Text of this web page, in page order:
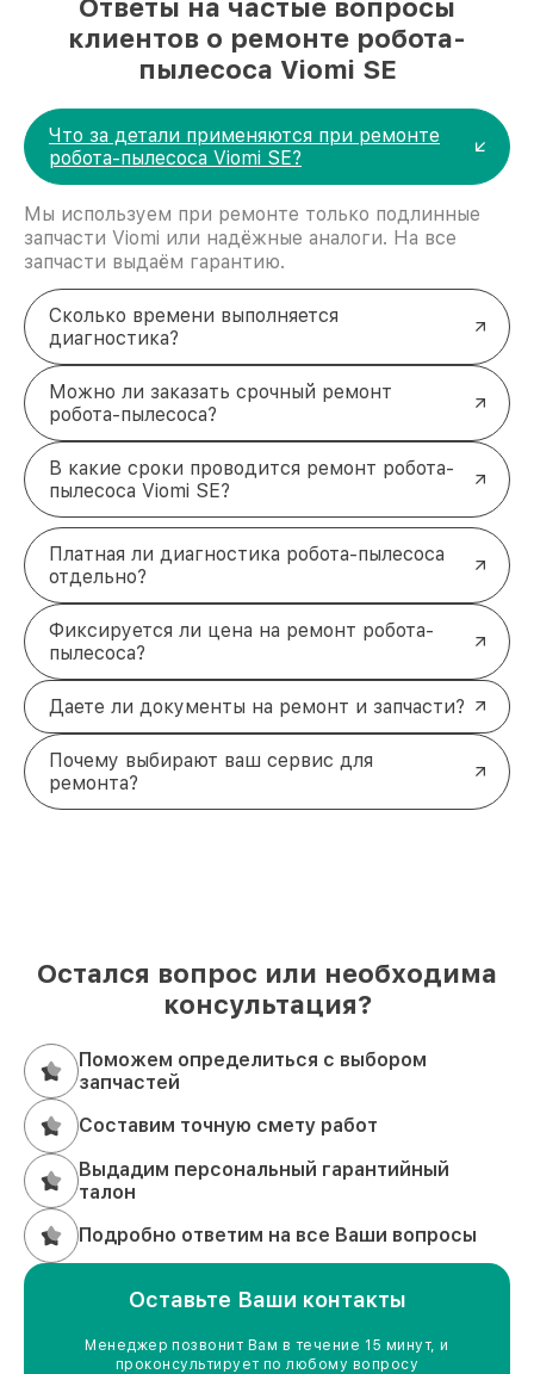
Ответы на частые вопросы
клиентов о ремонте робота-
пылесоса Viomi SE
Что за детали применяются при ремонте
робота-пылесоса Viomi SE?
Мы используем при ремонте только подлинные
запчасти Viomi или надёжные аналоги. На все
запчасти выдаём гарантию.
Сколько времени выполняется
диагностика?
Можно ли заказать срочный ремонт
робота-пылесоса?
В какие сроки проводится ремонт робота-
пылесоса Viomi SE?
Платная ли диагностика робота-пылесоса
отдельно?
Фиксируется ли цена на ремонт робота-
пылесоса?
Даете ли документы на ремонт и запчасти?
Почему выбирают ваш сервис для
ремонта?
Остался вопрос или необходима
консультация?
Поможем определиться с выбором
запчастей
Составим точную смету работ
Выдадим персональный гарантийный
талон
Подробно ответим на все Ваши вопросы
Оставьте Ваши контакты
Менеджер позвонит Вам в течение 15 минут, и
проконсультирует по любому вопросу